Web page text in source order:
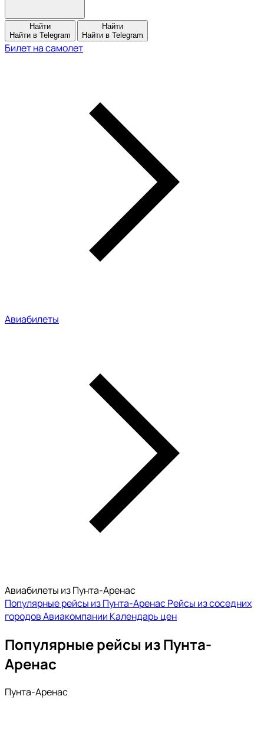
Найти
Найти в Telegram
Найти
Найти в Telegram
Билет на самолет
Авиабилеты
Авиабилеты из Пунта-Аренас
Популярные рейсы из Пунта-АренасРейсы из соседних
городовАвиакомпании Календарь цен
Популярные рейсы из Пунта-
Аренас
Пунта-Аренас